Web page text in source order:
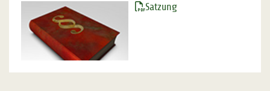
Satzung